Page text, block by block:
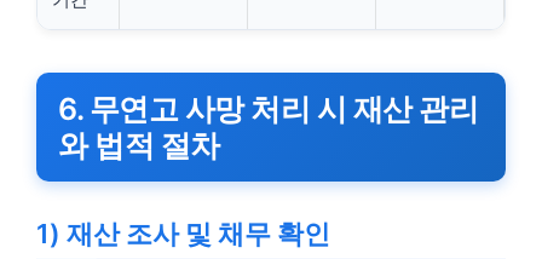
6. 무연고 사망 처리 시 재산 관리
와 법적 절차
1) 재산 조사 및 채무 확인